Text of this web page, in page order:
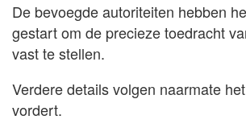
De bevoegde autoriteiten hebben
gestart om de precieze toedracht
vast te stellen.
Verdere details volgen naarmate
vordert.